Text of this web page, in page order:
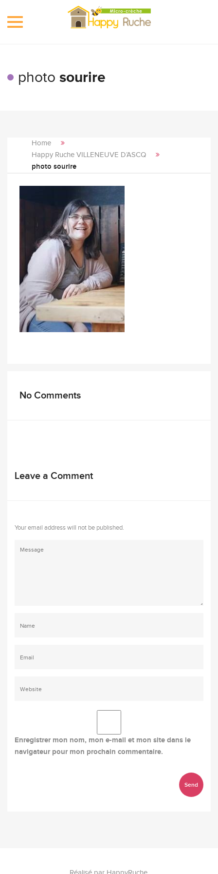
Toggle
photo sourire
Home
Happy Ruche VILLENEUVE D’ASCQ
photo sourire
No Comments
Leave a Comment
Your email address will not be published.
Enregistrer mon nom, mon e-mail et mon site dans le
navigateur pour mon prochain commentaire.